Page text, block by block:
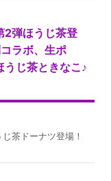
2弾ほうじ茶登
ラボ、生ポ
うじ茶ときなこ♪
茶ドーナツ登場！